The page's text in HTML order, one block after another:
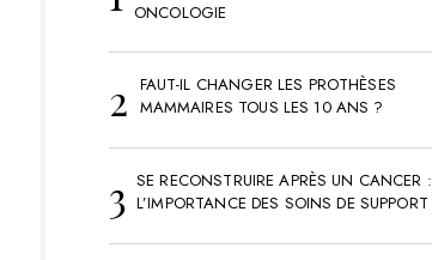
ONCOLOGIE
FAUT-IL CHANGER LES PROTHÈSES
MAMMAIRES TOUS LES 10 ANS ?
SE RECONSTRUIRE APRÈS UN CANCER :
L’IMPORTANCE DES SOINS DE SUPPORT